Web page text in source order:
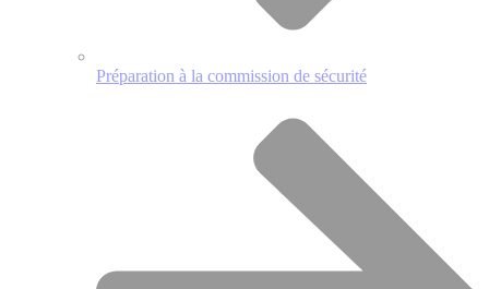
Préparation à la commission de sécurité